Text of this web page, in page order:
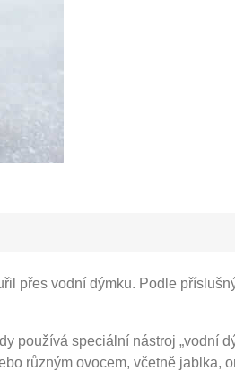
přes vodní dýmku. Podle
používá speciální nástroj „vodní
různým ovocem, včetně jablka,